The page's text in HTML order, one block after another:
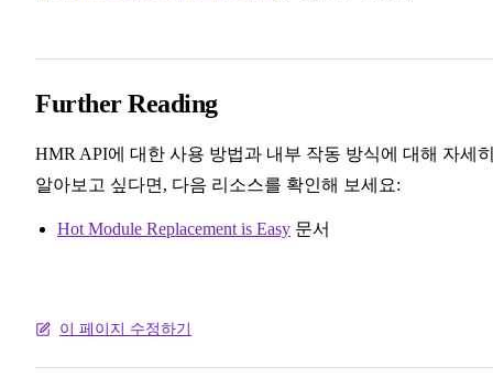
Further Reading
HMR API에 대한 사용 방법과 내부 작동 방식에 대해 자세
알아보고 싶다면, 다음 리소스를 확인해 보세요:
Hot Module Replacement is Easy 문서
이 페이지 수정하기